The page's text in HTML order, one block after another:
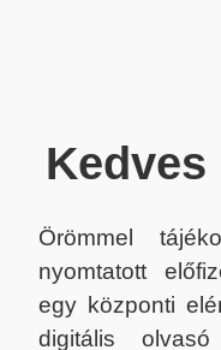
Örömmel
nyomtatott
egy központi
digitális